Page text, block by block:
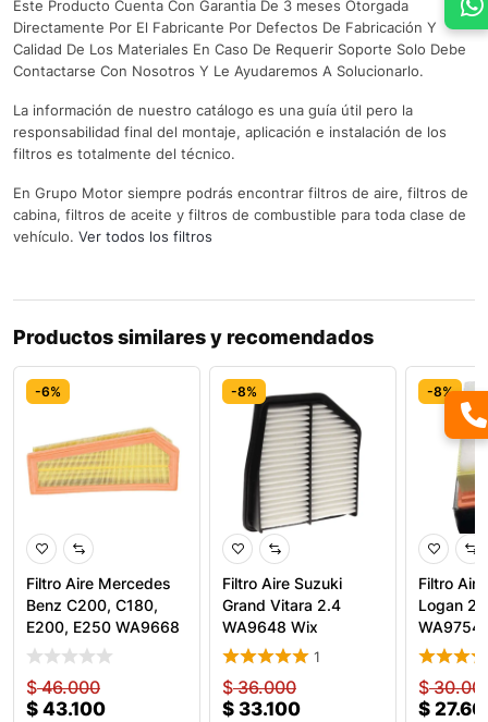
Este Producto Cuenta Con Garantia De 3 meses Otorgada
Directamente Por El Fabricante Por Defectos De Fabricación Y
Calidad De Los Materiales En Caso De Requerir Soporte Solo Debe
Contactarse Con Nosotros Y Le Ayudaremos A Solucionarlo.
La información de nuestro catálogo es una guía útil pero la
responsabilidad final del montaje, aplicación e instalación de los
filtros es totalmente del técnico.
En Grupo Motor siempre podrás encontrar filtros de aire, filtros de
cabina, filtros de aceite y filtros de combustible para toda clase de
vehículo. Ver todos los filtros
Productos similares y recomendados
-6%
Filtro Aire Mercedes
Benz C200, C180,
E200, E250 WA9668
W
$46.000
$ 43.100
-8%
Filtro Aire Suzuki
Grand Vitara 2.4
WA9648 Wix
1
$36.000
$ 33.100
-8%
Filtro
Logan
WA9754
$
$